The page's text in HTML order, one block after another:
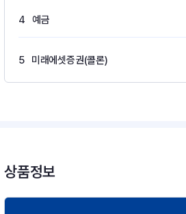
4 예금
5 미래에셋증권(콜론)
상품정보